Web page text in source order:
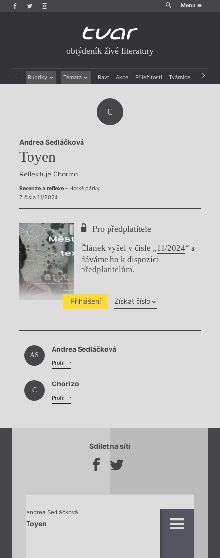
Menu
obtýdeník živé literatury
Rubriky Témata Ravt Akce Příležitosti Tvárnice Archiv
Rozhovory
Dokument
Výroční ceny
C
Andrea Sedláčková
Toyen
Reflektuje Chorizo
Recenze a reflexe– Horké párky
Z čísla 11/2024
Pro předplatitele
Článek vyšel v čísle „11/2024“ a
dáváme ho k dispozici
předplatitelům.
Přihlášení Získat číslo
Chviličku.
Načítá se.
AS
Andrea Sedláčková
Profil
C
Chorizo
Profil
Sdílet na síti
Andrea Sedláčková
Toyen